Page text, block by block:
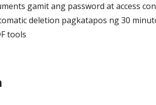
gamit ang password at access
deletion pagkatapos ng 30
tools